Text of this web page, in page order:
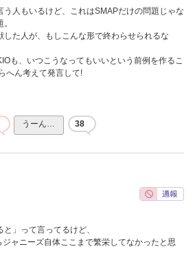
う人もいるけど、これはSMAPだけの問題じゃな
した人が、もしこんな形で終わらせられるな
も、いつこうなってもいいという前例を作るこ
へん考えて発言して!
うーん… 38
と」って言ってるけど、
ャニーズ自体ここまで繁栄してなかったと思